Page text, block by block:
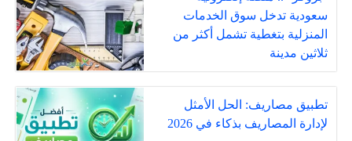
سعودية تدخل سوق الخدمات
المنزلية بتغطية تشمل أكثر من
ثلاثين مدينة
تطبيق مصاريف: الحل الأمثل
لإدارة المصاريف بذكاء في 2026